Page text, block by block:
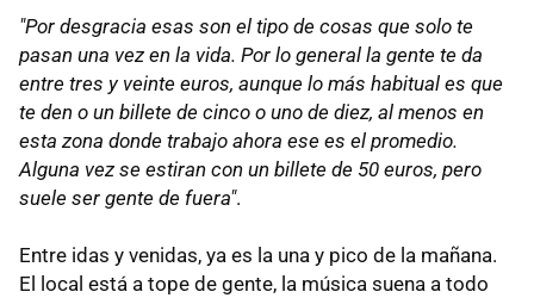
"Por desgracia esas son el tipo de cosas que solo te
pasan una vez en la vida. Por lo general la gente te da
entre tres y veinte euros, aunque lo más habitual es que
te den o un billete de cinco o uno de diez, al menos en
esta zona donde trabajo ahora ese es el promedio.
Alguna vez se estiran con un billete de 50 euros, pero
suele ser gente de fuera".
Entre idas y venidas, ya es la una y pico de la mañana.
El local está a tope de gente, la música suena a todo